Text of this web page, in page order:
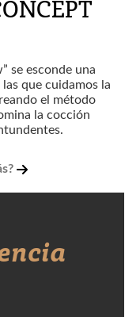
se esconde una
que cuidamos la
el método
la cocción